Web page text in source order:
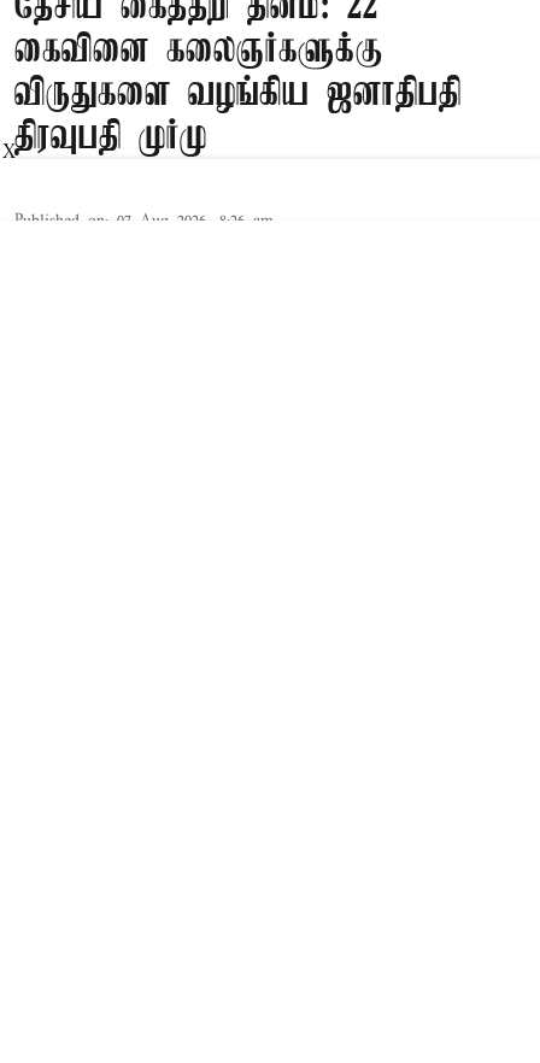
கைவினை கலைஞர்களுக்கு
விருதுகளை வழங்கிய ஜனாதிபதி
திரவுபதி முர்மு
Published on: 07 Aug 2026, 8:26 am
X